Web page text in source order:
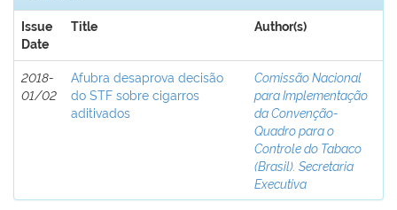
Issue
Date
Title Author(s)
2018-
01/02
Afubra desaprova decisão
do STF sobre cigarros
aditivados
Comissão Nacional
para Implementação
da Convenção-
Quadro para o
Controle do Tabaco
(Brasil). Secretaria
Executiva